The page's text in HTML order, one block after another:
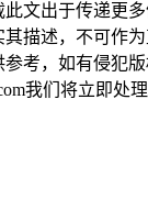
文出于传递更
描述，不可作
考，如有侵犯
我们将立即处理